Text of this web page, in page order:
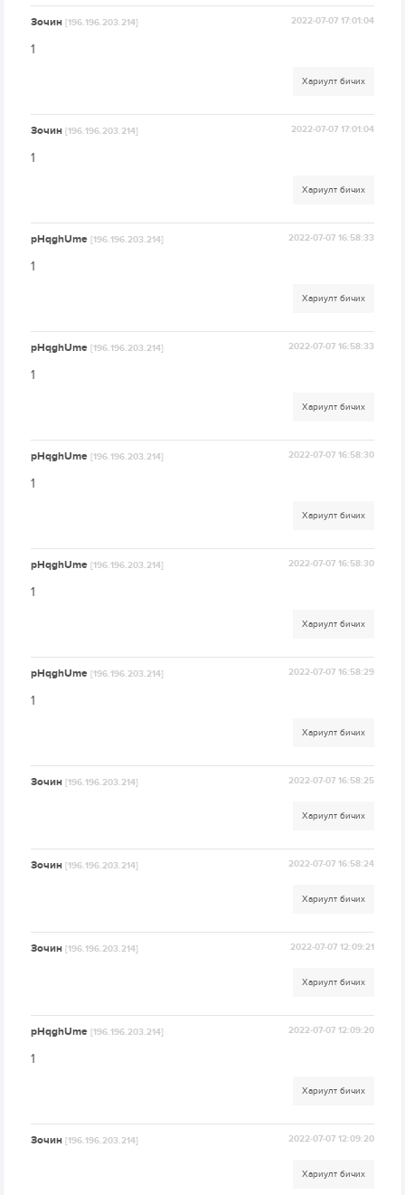
Зочин[196.196.203.214] 2022-07-07 17:01:04
1
Хариулт бичих
Зочин[196.196.203.214] 2022-07-07 17:01:04
1
Хариулт бичих
pHqghUme[196.196.203.214] 2022-07-07 16:58:33
1
Хариулт бичих
pHqghUme[196.196.203.214] 2022-07-07 16:58:33
1
Хариулт бичих
pHqghUme[196.196.203.214] 2022-07-07 16:58:30
1
Хариулт бичих
pHqghUme[196.196.203.214] 2022-07-07 16:58:30
1
Хариулт бичих
pHqghUme[196.196.203.214] 2022-07-07 16:58:29
1
Хариулт бичих
Зочин[196.196.203.214] 2022-07-07 16:58:25
Хариулт бичих
Зочин[196.196.203.214] 2022-07-07 16:58:24
Хариулт бичих
Зочин[196.196.203.214] 2022-07-07 12:09:21
Хариулт бичих
pHqghUme[196.196.203.214] 2022-07-07 12:09:20
1
Хариулт бичих
Зочин[196.196.203.214] 2022-07-07 12:09:20
Хариулт бичих